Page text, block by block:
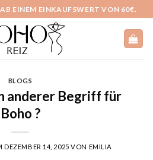
EINEM EINKAUFSWERT VON 60€.
BLOGS
anderer Begriff für
Boho ?
DEZEMBER 14, 2025 VON EMILIA